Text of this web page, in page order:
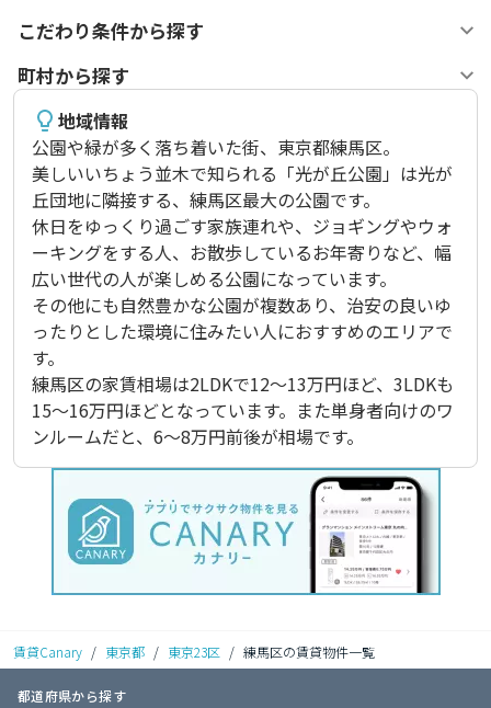
こだわり条件から探す
町村から探す
地域情報
公園や緑が多く落ち着いた街、東京都練馬区。
美しいいちょう並木で知られる「光が丘公園」は光が
丘団地に隣接する、練馬区最大の公園です。
休日をゆっくり過ごす家族連れや、ジョギングやウォ
ーキングをする人、お散歩しているお年寄りなど、幅
広い世代の人が楽しめる公園になっています。
その他にも自然豊かな公園が複数あり、治安の良いゆ
ったりとした環境に住みたい人におすすめのエリアで
す。
練馬区の家賃相場は2LDKで12～13万円ほど、3LDKも
15～16万円ほどとなっています。また単身者向けのワ
ンルームだと、6～8万円前後が相場です。
賃貸Canary / 東京都 / 東京23区 / 練馬区の賃貸物件一覧
都道府県から探す